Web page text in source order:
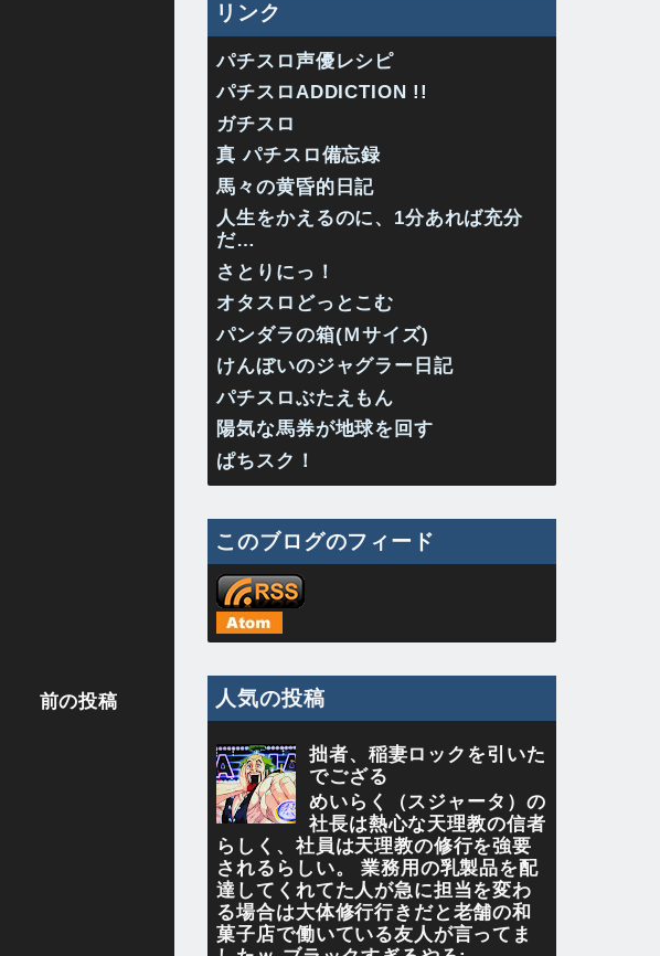
前の投稿
リンク
パチスロ声優レシピ
パチスロADDICTION !!
ガチスロ
真 パチスロ備忘録
馬々の黄昏的日記
人生をかえるのに、1分あれば充分
だ…
さとりにっ！
オタスロどっとこむ
パンダラの箱(Ｍサイズ)
けんぼいのジャグラー日記
パチスロぶたえもん
陽気な馬券が地球を回す
ぱちスク！
このブログのフィード
人気の投稿
拙者、稲妻ロックを引いた
でござる
めいらく（スジャータ）の
社長は熱心な天理教の信者
らしく、社員は天理教の修行を強要
されるらしい。 業務用の乳製品を配
達してくれてた人が急に担当を変わ
る場合は大体修行行きだと老舗の和
菓子店で働いている友人が言ってま